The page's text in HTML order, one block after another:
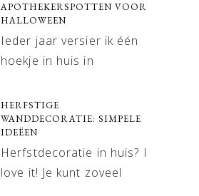
APOTHEKERSPOTTEN VOOR
HALLOWEEN
Ieder jaar versier ik één
hoekje in huis in
HERFSTIGE
WANDDECORATIE: SIMPELE
IDEËEN
Herfstdecoratie in huis? I
love it! Je kunt zoveel